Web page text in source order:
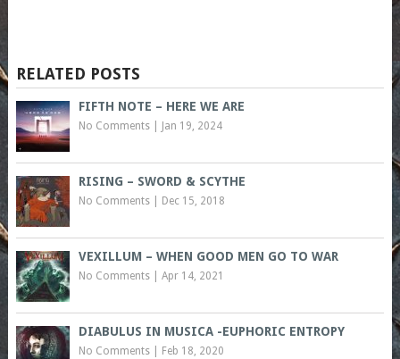
RELATED POSTS
FIFTH NOTE – HERE WE ARE
No Comments| Jan 19, 2024
RISING – SWORD & SCYTHE
No Comments| Dec 15, 2018
VEXILLUM – WHEN GOOD MEN GO TO WAR
No Comments| Apr 14, 2021
DIABULUS IN MUSICA -EUPHORIC ENTROPY
No Comments| Feb 18, 2020